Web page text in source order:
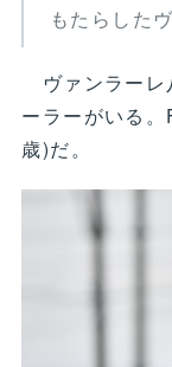
もたらした
ヴァンラーレ
ーラーがいる
歳)だ。